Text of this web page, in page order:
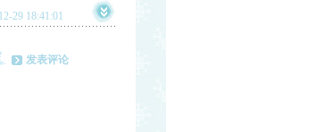
29 18:41:01
发表评论